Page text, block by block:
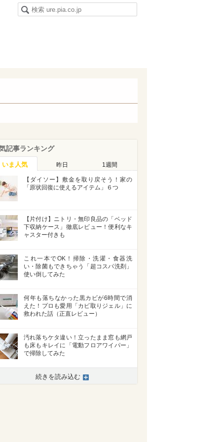
記事ランキング
いま人気 昨日 1週間
【ダイソー】敷金を取り戻そう！家の
「原状回復に使えるアイテム」６つ
【片付け】ニトリ・無印良品の「ベッド
下収納ケース」徹底レビュー！便利なキ
ャスター付きも
これ一本でOK！掃除・洗濯・食器洗
い・除菌もできちゃう「超コスパ洗剤」
使い倒してみた
何年も落ちなかった黒カビが6時間で消
えた！プロも愛用「カビ取りジェル」に
救われた話（正直レビュー）
汚れ落ちケタ違い！立ったまま窓も網戸
も床もキレイに「電動フロアワイパー」
で掃除してみた
続きを読み込む